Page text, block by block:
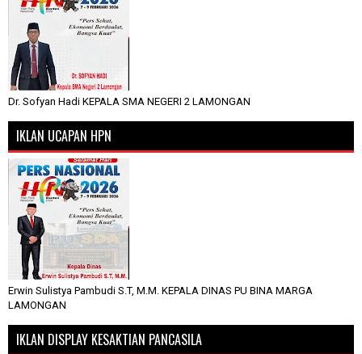
Dr. Sofyan Hadi KEPALA SMA NEGERI 2 LAMONGAN
IKLAN UCAPAN HPN
Erwin Sulistya Pambudi S.T, M.M. KEPALA DINAS PU BINA MARGA
LAMONGAN
IKLAN DISPLAY KESAKTIAN PANCASILA